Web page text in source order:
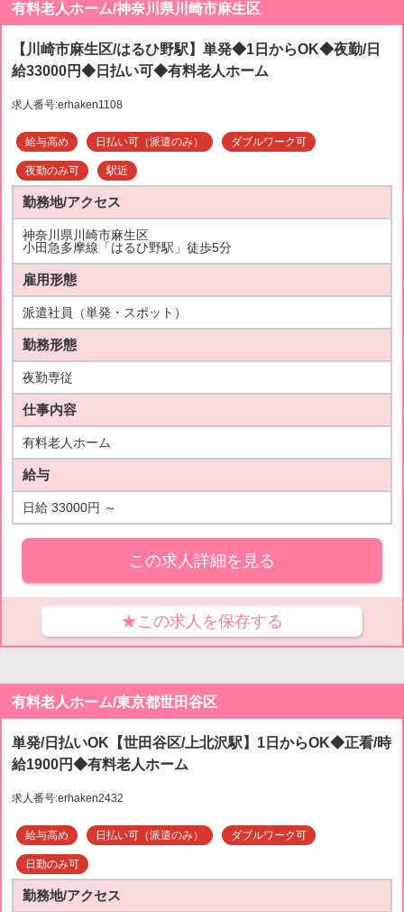
有料老人ホーム/神奈川県川崎市麻生区
【川崎市麻生区/はるひ野駅】単発◆1日からOK◆夜勤/日
給33000円◆日払い可◆有料老人ホーム
求人番号:erhaken1108
給与高め 日払い可（派遣のみ） ダブルワーク可
夜勤のみ可 駅近
勤務地/アクセス
神奈川県川崎市麻生区
小田急多摩線「はるひ野駅」徒歩5分
雇用形態
派遣社員（単発・スポット）
勤務形態
夜勤専従
仕事内容
有料老人ホーム
給与
日給 33000円 ～
この求人詳細を見る
★この求人を保存する
有料老人ホーム/東京都世田谷区
単発/日払いOK【世田谷区/上北沢駅】1日からOK◆正看/時
給1900円◆有料老人ホーム
求人番号:erhaken2432
給与高め 日払い可（派遣のみ） ダブルワーク可
日勤のみ可
勤務地/アクセス